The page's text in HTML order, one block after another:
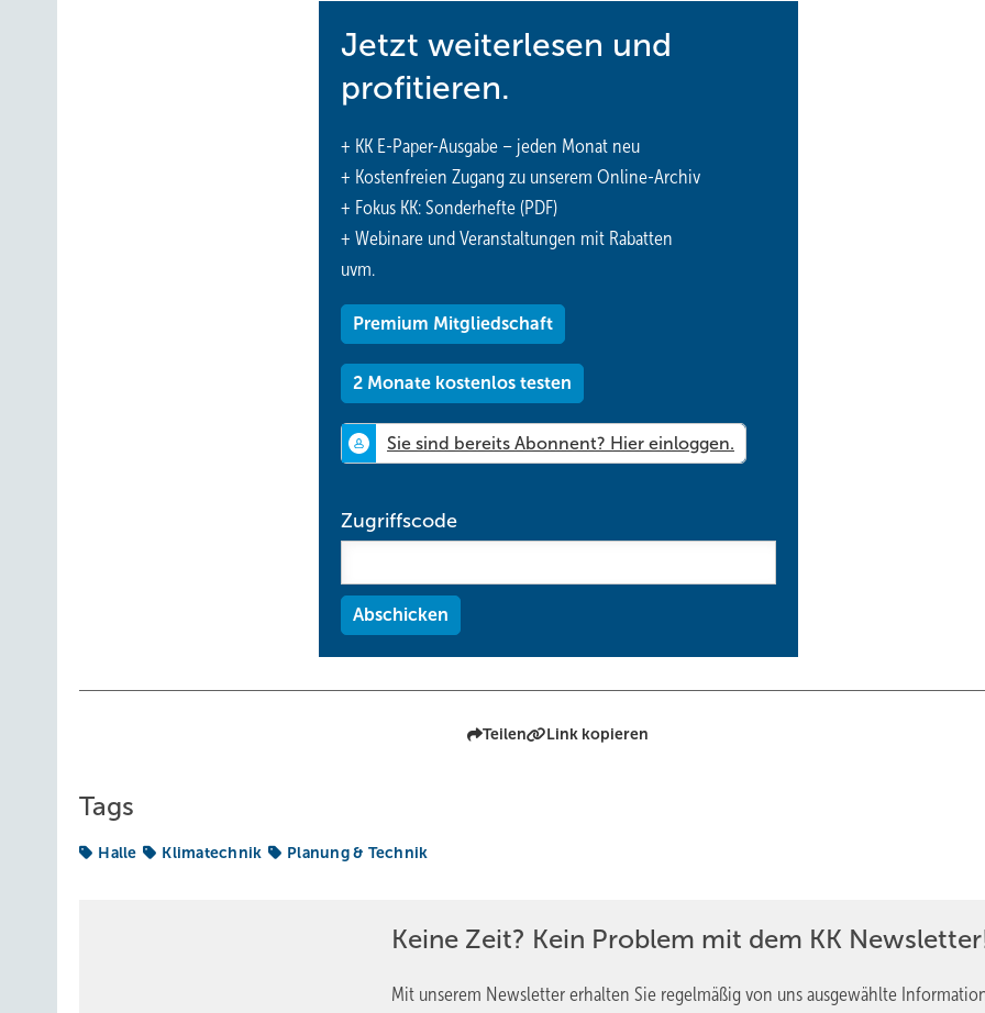
Jetzt weiterlesen und
profitieren.
+ KK E-Paper-Ausgabe – jeden Monat neu
+ Kostenfreien Zugang zu unserem Online-Archiv
+ Fokus KK: Sonderhefte (PDF)
+ Webinare und Veranstaltungen mit Rabatten
uvm.
Premium Mitgliedschaft
2 Monate kostenlos testen
Zugriffscode
Teilen Link kopieren
Tags
Halle Klimatechnik Planung & Technik
Keine Zeit? Kein Problem mit dem KK
Mit unserem Newsletter erhalten Sie regelmäßig von uns ausgewählte